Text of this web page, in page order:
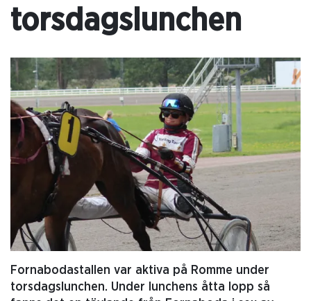
torsdagslunchen
Fornabodastallen var aktiva på Romme under
torsdagslunchen. Under lunchens åtta lopp så